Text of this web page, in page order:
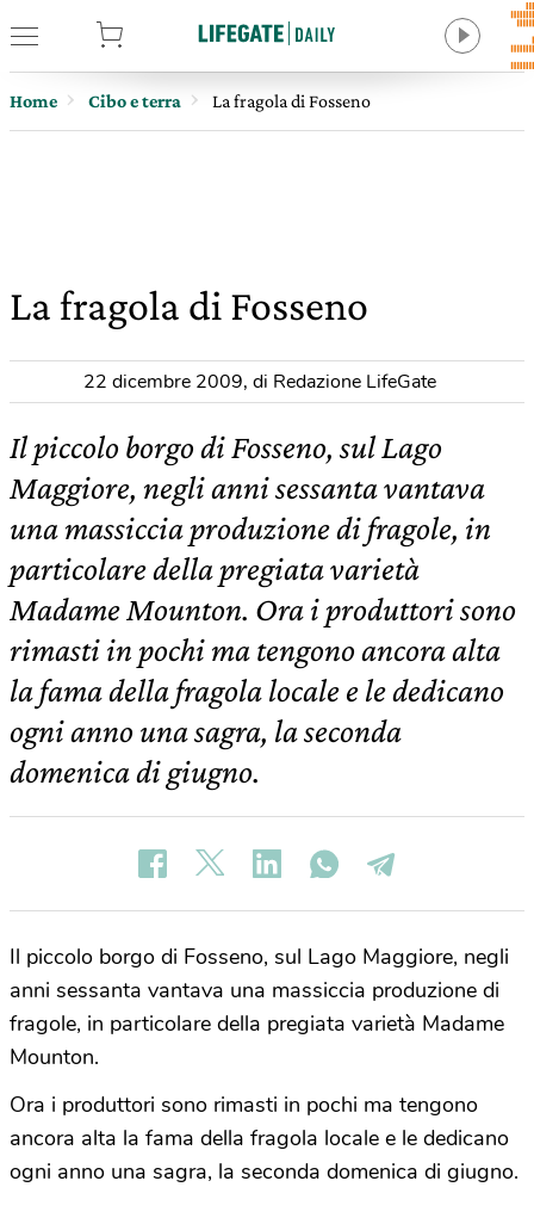
Home Cibo e terra La fragola di Fosseno
La fragola di Fosseno
22 dicembre 2009, di Redazione LifeGate
Il piccolo borgo di Fosseno, sul Lago
Maggiore, negli anni sessanta vantava
una massiccia produzione di fragole, in
particolare della pregiata varietà
Madame Mounton. Ora i produttori sono
rimasti in pochi ma tengono ancora alta
la fama della fragola locale e le dedicano
ogni anno una sagra, la seconda
domenica di giugno.
Il piccolo borgo di Fosseno, sul Lago Maggiore, negli
anni sessanta vantava una massiccia produzione di
fragole, in particolare della pregiata varietà Madame
Mounton.
Ora i produttori sono rimasti in pochi ma tengono
ancora alta la fama della fragola locale e le dedicano
ogni anno una sagra, la seconda domenica di giugno.